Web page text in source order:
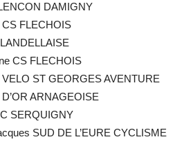
DAMIGNY
FLECHOIS
CS FLECHOIS
ST GEORGES AVENTURE
ARNAGEOISE
SERQUIGNY
SUD DE L’EURE CYCLISME